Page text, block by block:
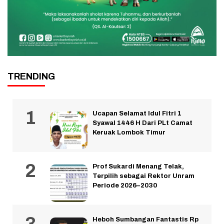
TRENDING
Ucapan Selamat Idul Fitri 1
Syawal 1446 H Dari PLt Camat
Keruak Lombok Timur
Prof Sukardi Menang Telak,
Terpilih sebagai Rektor Unram
Periode 2026–2030
Heboh Sumbangan Fantastis Rp